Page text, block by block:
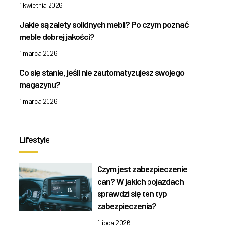
1 kwietnia 2026
Jakie są zalety solidnych mebli? Po czym poznać
meble dobrej jakości?
1 marca 2026
Co się stanie, jeśli nie zautomatyzujesz swojego
magazynu?
1 marca 2026
Lifestyle
Czym jest zabezpieczenie
can? W jakich pojazdach
sprawdzi się ten typ
zabezpieczenia?
1 lipca 2026